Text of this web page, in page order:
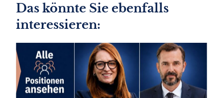
Das könnte Sie ebenfalls
interessieren: